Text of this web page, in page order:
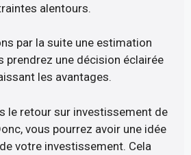
alentours.
par la suite une estimation
prendrez une décision éclairée
les avantages.
le retour sur investissement de
vous pourrez avoir une idée
votre investissement. Cela